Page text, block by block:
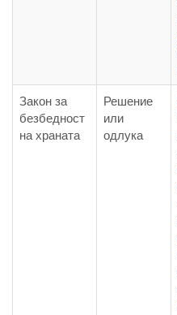
Закон за
безбедност
на храната
Решение
или
одлука